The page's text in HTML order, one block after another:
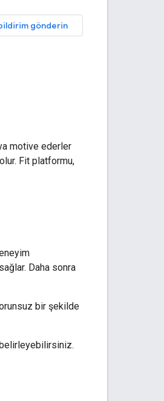
gönderin
motive ederler
Fit platformu,
Daha sonra
bir şekilde
belirleyebilirsiniz.